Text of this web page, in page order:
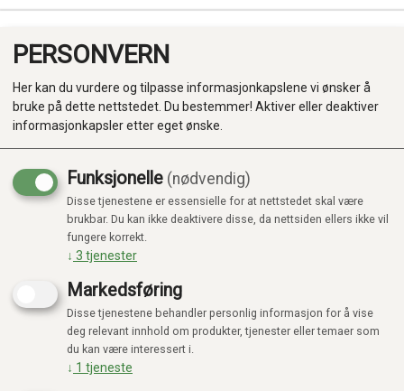
Produkter
Kategorier
PERSONVERN
Her kan du vurdere og tilpasse informasjonkapslene vi ønsker å
bruke på dette nettstedet. Du bestemmer! Aktiver eller deaktiver
informasjonkapsler etter eget ønske.
Funksjonelle (nødvendig)
Disse tjenestene er essensielle for at nettstedet skal være
brukbar. Du kan ikke deaktivere disse, da nettsiden ellers ikke vil
fungere korrekt.
↓ 3 tjenester
Markedsføring
Disse tjenestene behandler personlig informasjon for å vise
deg relevant innhold om produkter, tjenester eller temaer som
du kan være interessert i.
↓ 1 tjeneste